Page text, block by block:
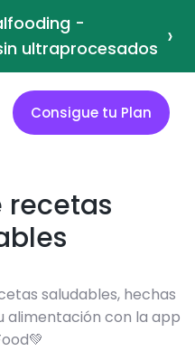
-
ultraprocesados ›
Consigue tu Plan
recetas
saludables, hechas
alimentación con la app